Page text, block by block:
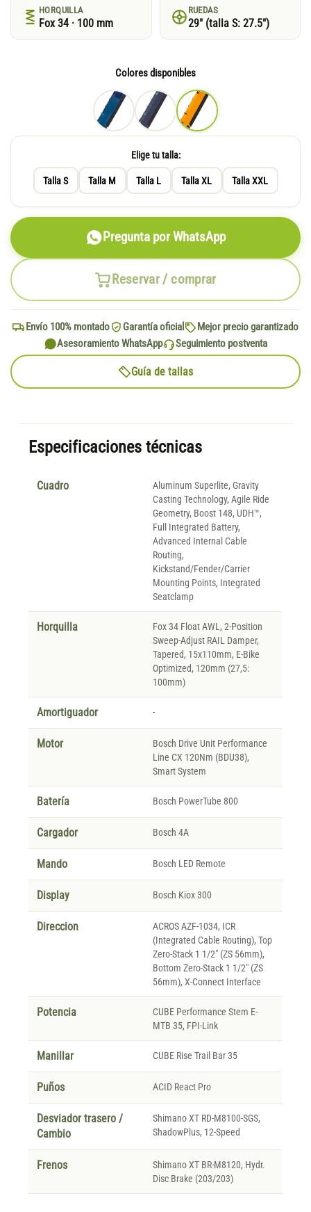
HORQUILLA
Fox 34 · 100 mm
RUEDAS
29″ (talla S: 27.5″)
Colores disponibles
Elige tu talla:
Talla S Talla M Talla L Talla XL Talla XXL
Reservar / comprar
Pregunta por WhatsApp
Envío 100% montado Garantía oficial
Mejor precio garantizado
Asesoramiento WhatsApp
Seguimiento postventa
Guía de tallas
Especificaciones técnicas
Cuadro
Aluminum Superlite, Gravity
Casting Technology, Agile Ride
Geometry, Boost 148, UDH™,
Full Integrated Battery,
Advanced Internal Cable
Routing,
Kickstand/Fender/Carrier
Mounting Points, Integrated
Seatclamp
Horquilla
Fox 34 Float AWL, 2-Position
Sweep-Adjust RAIL Damper,
Tapered, 15x110mm, E-Bike
Optimized, 120mm (27,5:
100mm)
Amortiguador -
Motor
Bosch Drive Unit Performance
Line CX 120Nm (BDU38),
Smart System
Batería Bosch PowerTube 800
Cargador Bosch 4A
Mando Bosch LED Remote
Display Bosch Kiox 300
Direccion
ACROS AZF-1034, ICR
(Integrated Cable Routing), Top
Zero-Stack 1 1/2" (ZS 56mm),
Bottom Zero-Stack 1 1/2" (ZS
56mm), X-Connect Interface
Potencia
CUBE Performance Stem E-
MTB 35, FPI-Link
Manillar CUBE Rise Trail Bar 35
Puños ACID React Pro
Desviador trasero /
Cambio
Shimano XT RD-M8100-SGS,
ShadowPlus, 12-Speed
Frenos
Shimano XT BR-M8120, Hydr.
Disc Brake (203/203)